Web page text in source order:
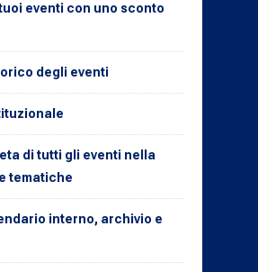
eventi con uno sconto
degli eventi
di tutti gli eventi nella
tematiche
interno, archivio e